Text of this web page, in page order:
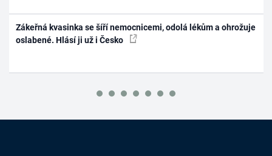
Zákeřná kvasinka se šíří nemocnicemi, odolá lékům a ohrožuje
oslabené. Hlásí ji už i Česko